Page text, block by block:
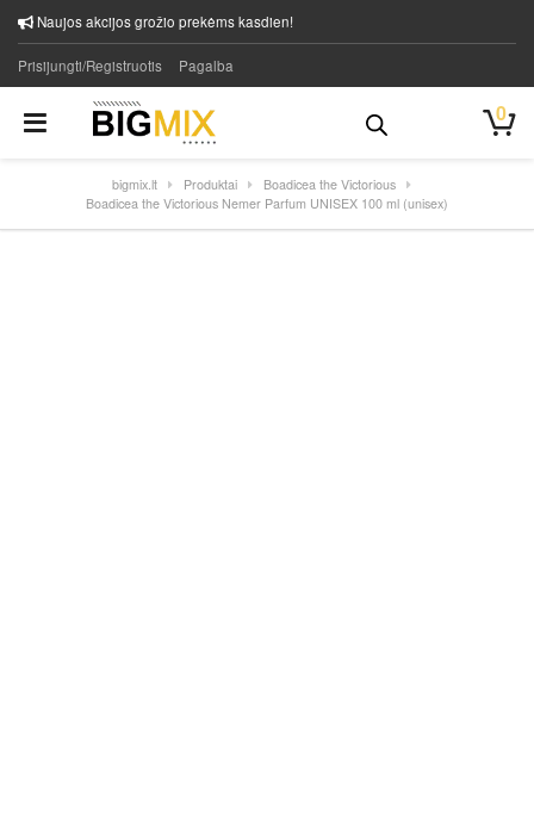
Naujos akcijos grožio prekėms kasdien!
Prisijungti/Registruotis Pagalba
0
bigmix.lt Produktai
Boadicea the Victorious
Boadicea the Victorious Nemer Parfum UNISEX 100 ml (unisex)